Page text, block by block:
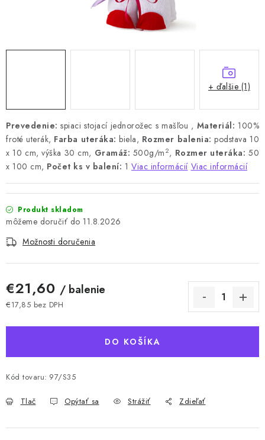
Prevedenie: spiaci stojací jednorožec s mašľou , Materiál: 100%
froté uterák, Farba uteráka: biela, Rozmer balenia: podstava 10
x 10 cm, výška 30 cm, Gramáž: 500g/m 2, Rozmer uteráka: 50
x 100 cm, Počet ks v balení: 1 Viac informácií Viac informácií
Produkt skladom
11.8.2026
Možnosti doručenia
€21,60 / balenie
€17,85 bez DPH
DO KOŠÍKA
Kód tovaru: 97/S35
Tlač Opýtať sa Strážiť Zdieľať
+ ďalšie (1)